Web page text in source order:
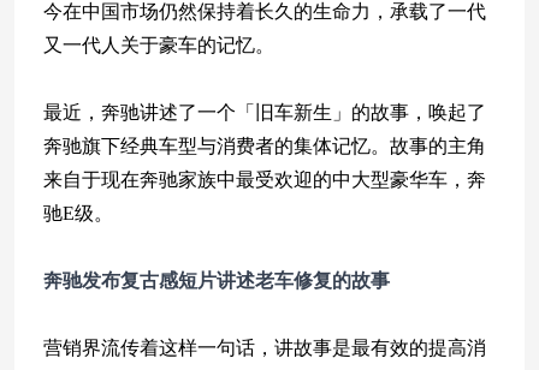
今在中国市场仍然保持着长久的生命力，承载了一代
又一代人关于豪车的记忆。
最近，奔驰讲述了一个「旧车新生」的故事，唤起了
奔驰旗下经典车型与消费者的集体记忆。故事的主角
来自于现在奔驰家族中最受欢迎的中大型豪华车，奔
驰E级。
奔驰发布复古感短片讲述老车修复的故事
营销界流传着这样一句话，讲故事是最有效的提高消